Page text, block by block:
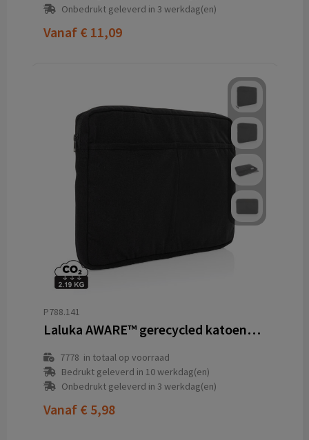
Onbedrukt geleverd in 3 werkdag(en)
Vanaf € 11,09
P788.141
Laluka AWARE™ gerecycled katoenen 15,6 inch laptophoes
7778 in totaal op voorraad
Bedrukt geleverd in 10 werkdag(en)
Onbedrukt geleverd in 3 werkdag(en)
Vanaf € 5,98